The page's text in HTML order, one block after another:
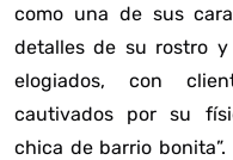
como una de sus
detalles de su rostro
elogiados, con
cautivados por su
chica de barrio